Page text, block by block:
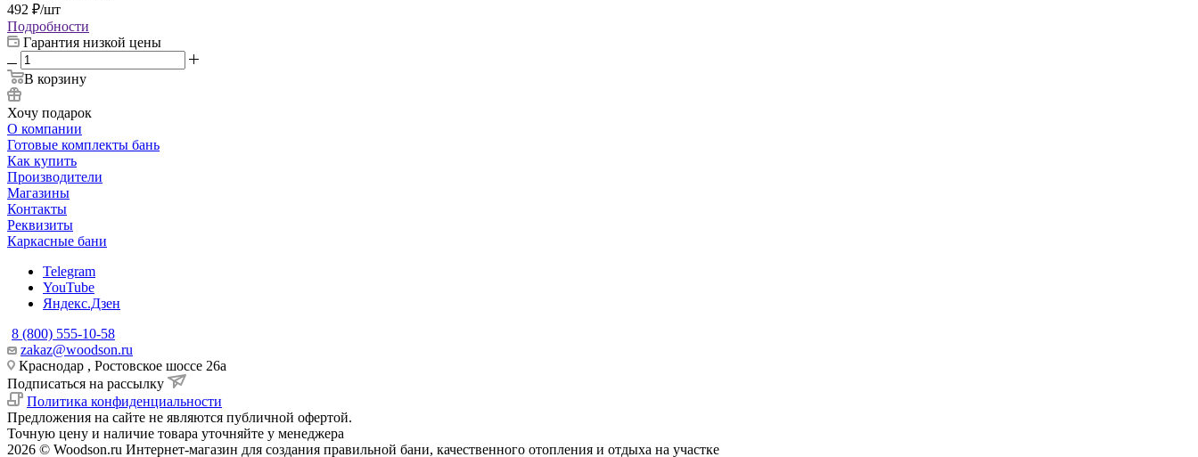
492 ₽/шт
Подробности
Гарантия низкой цены
В корзину
Хочу подарок
О компании
Готовые комплекты бань
Как купить
Производители
Магазины
Контакты
Реквизиты
Каркасные бани
Telegram
YouTube
Яндекс.Дзен
8 (800) 555-10-58
zakaz@woodson.ru
Краснодар , Ростовское шоссе 26а
Подписаться на рассылку
Политика конфиденциальности
Предложения на сайте не являются публичной офертой.
Точную цену и наличие товара уточняйте у менеджера
2026 © Woodson.ru Интернет-магазин для создания правильной бани, качественного отопления и отдыха на участке